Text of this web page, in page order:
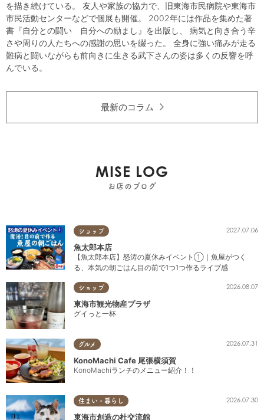
を描き続けている。 友人や家族の協力で、旧東海市民病院や東海市
市民活動センターなどで個展も開催。 2002年には作品を集めた著
書『自分との闘い 自分への励まし』を出版し、 病気と向き合う辛
さや周りの人たちへの感謝の思いを綴った。 全身に強い痛みが走る
難病と闘いながらも前向きに生きる武下さんの姿は多くの反響を呼
んでいる。
最新のコラム
MISE LOG
お店のブログ
ショップ 2027.07.06
魚太郎本店
【魚太郎本店】怒涛の夏休みイベント①｜魚屋がつく
る、本気の朝ごはん目の前で1つ1つ作るライブ感
ショップ 2026.08.07
東海市観光物産プラザ
グイっと一杯
グルメ 2026.07.31
KonoMachi Cafe 尾張横須賀
KonoMachiランチのメニュー紹介！！
住まい・暮らし 2026.07.30
東海市創造の杜交流館